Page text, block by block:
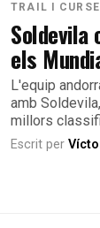
TRAIL I
Soldevila
els
L'equip
amb
millors
Escrit per